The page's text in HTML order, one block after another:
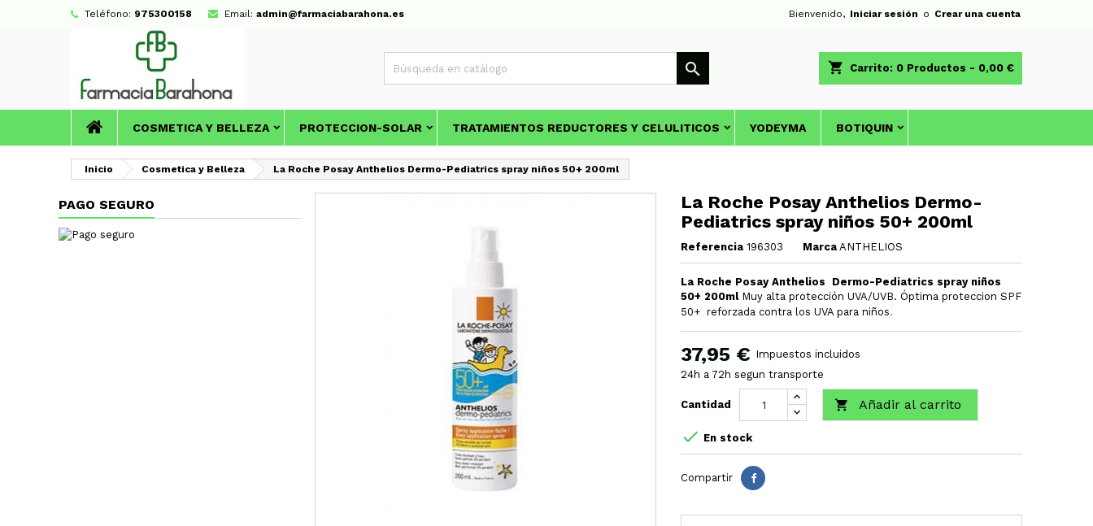
Teléfono: 975300158 Email: admin@farmaciabarahona.es Bienvenido, Iniciar sesión o Crear una cuenta
shopping_cart Carrito: 0 Productos - 0,00 €

COSMETICA Y BELLEZA PROTECCION-SOLAR TRATAMIENTOS REDUCTORES Y CELULITICOS YODEYMA BOTIQUIN
Inicio Cosmetica y Belleza La Roche Posay Anthelios Dermo-Pediatrics spray niños 50+ 200ml
PAGO SEGURO
La Roche Posay Anthelios Dermo-
Pediatrics spray niños 50+ 200ml
Referencia 196303 Marca ANTHELIOS
La Roche Posay Anthelios Dermo-Pediatrics spray niños
50+ 200mlMuy alta protección UVA/UVB. Óptima proteccion SPF
50+ reforzada contra los UVA para niños.
37,95 € Impuestos incluidos
24h a 72h segun transporte
Cantidad  Añadir al carrito
 En stock
Compartir